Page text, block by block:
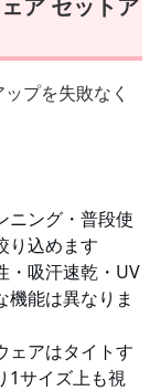
ア セットア
プを失敗なく
ニング・普段使
り込めます
・吸汗速乾・UV
機能は異なりま
ェアはタイトす
1サイズ上も視